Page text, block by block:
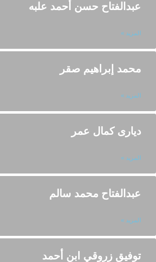
عبدالفتاح حسن أحمد علبه
المزيد »
محمد إبراهيم صقر
المزيد »
ديارى كمال عمر
المزيد »
عبدالفتاح محمد سالم
المزيد »
توفيق زروقي ابن أحمد